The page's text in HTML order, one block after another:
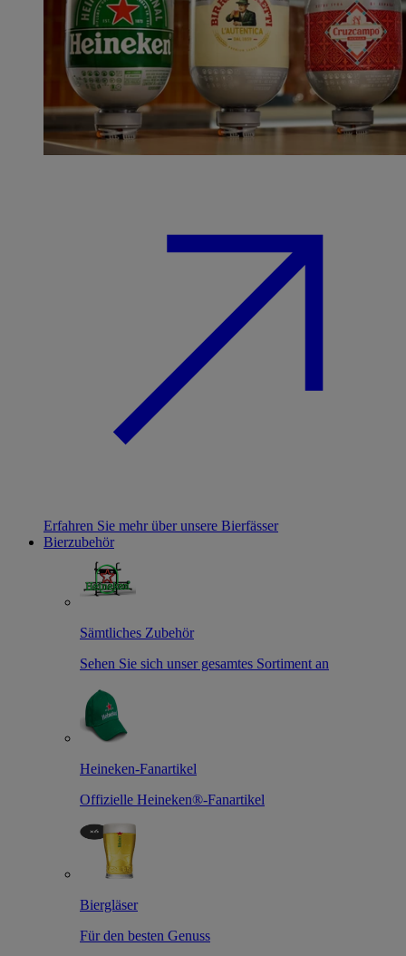
Erfahren Sie mehr über unsere Bierfässer
Bierzubehör
Sämtliches Zubehör
Sehen Sie sich unser gesamtes Sortiment an
Heineken-Fanartikel
Offizielle Heineken®-Fanartikel
Biergläser
Für den besten Genuss